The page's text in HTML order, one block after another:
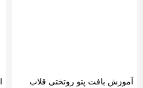
آموزش بافت پتو روتختی قلاب